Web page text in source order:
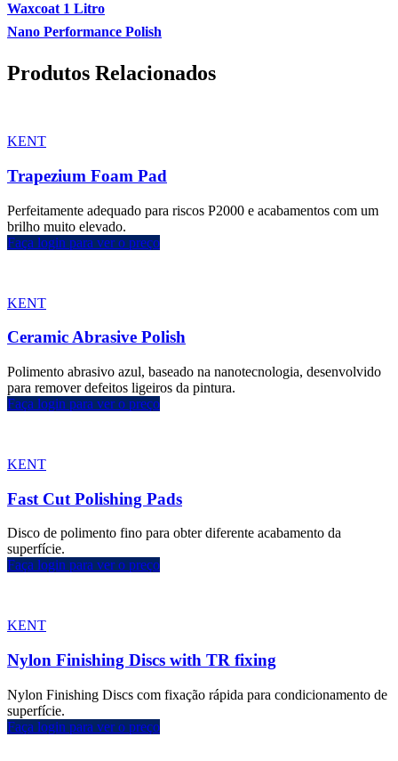
Waxcoat 1 Litro
Nano Performance Polish
Produtos Relacionados
KENT
Trapezium Foam Pad
Perfeitamente adequado para riscos P2000 e acabamentos com um
brilho muito elevado.
Faça login para ver o preço
KENT
Ceramic Abrasive Polish
Polimento abrasivo azul, baseado na nanotecnologia, desenvolvido
para remover defeitos ligeiros da pintura.
Faça login para ver o preço
KENT
Fast Cut Polishing Pads
Disco de polimento fino para obter diferente acabamento da
superfície.
Faça login para ver o preço
KENT
Nylon Finishing Discs with TR fixing
Nylon Finishing Discs com fixação rápida para condicionamento de
superfície.
Faça login para ver o preço